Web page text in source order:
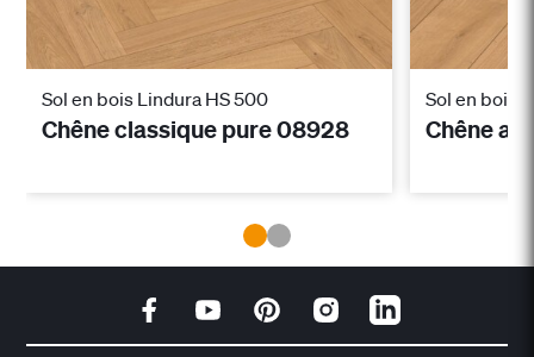
Sol en bois Lindura HS 500
Chêne classique pure 08928
Sol en bois
Chêne